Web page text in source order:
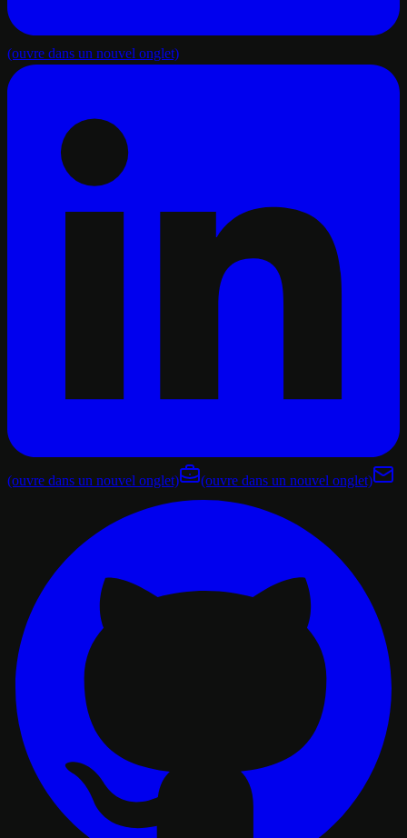
(ouvre dans un nouvel onglet)
(ouvre dans un nouvel onglet) (ouvre dans un nouvel onglet)